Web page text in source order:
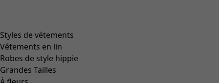
Styles de vétements
Vêtements en lin
Robes de style hippie
Grandes Tailles